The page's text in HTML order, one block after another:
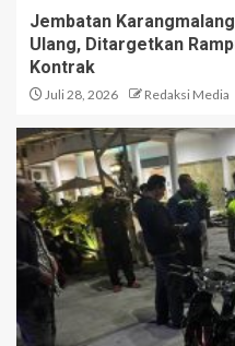
Jembatan
Ulang, Ditargetkan
Kontrak
Juli 28, 2026 Redaksi Media